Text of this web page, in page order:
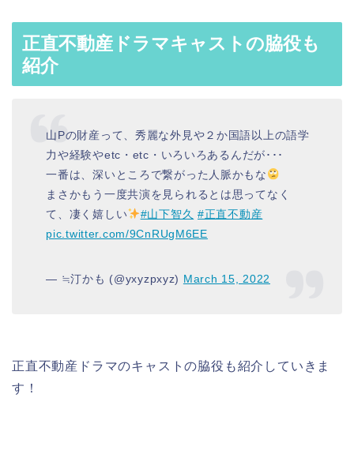
正直不動産ドラマキャストの脇役も
紹介
山Pの財産って、秀麗な外見や２か国語以上の語学
力や経験やetc・etc・いろいろあるんだが･･･
一番は、深いところで繋がった人脈かもな
まさかもう一度共演を見られるとは思ってなく
て、凄く嬉しい
#山下智久 #正直不動産
pic.twitter.com/9CnRUgM6EE
— ≒汀かも (@yxyzpxyz) March 15, 2022
正直不動産ドラマのキャストの脇役も紹介していきま
す！